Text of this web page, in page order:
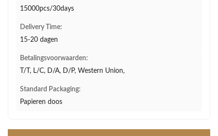
15000pcs/30days
Delivery Time:
15-20 dagen
Betalingsvoorwaarden:
T/T, L/C, D/A, D/P, Western Union,
Standard Packaging:
Papieren doos